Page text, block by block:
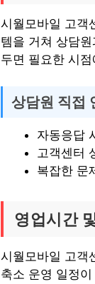
시월모바일 고객
템을 거쳐 상담
두면 필요한 시
상담원 직접
자동응답
고객센터
복잡한 문
영업시간
시월모바일 고객
축소 운영 일정